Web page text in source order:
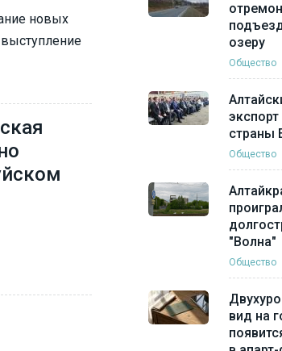
новых
выступление
озеру
Общество
страны
Общество
"Волна"
Общество
вид на